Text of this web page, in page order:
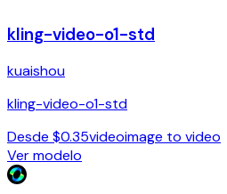
kling-video-o1-std
kuaishou
kling-video-o1-std
Desde $0.35videoimage to video
Ver modelo